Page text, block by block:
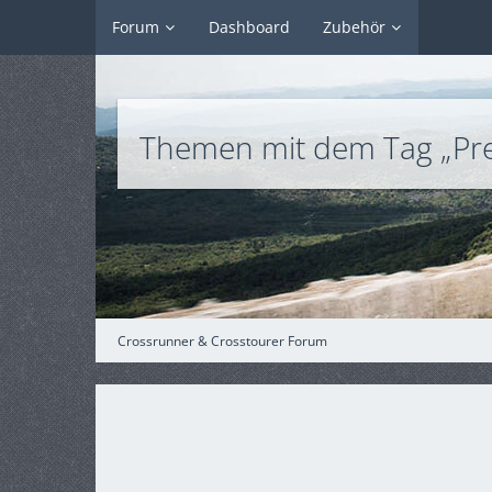
Forum Dashboard Zubehör
Crossrunner & Crosstourer Forum
Themen mit dem Tag